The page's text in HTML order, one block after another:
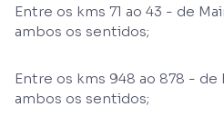
Entre os kms 71 ao 43 - de
ambos os sentidos;
Entre os kms 948 ao 878 - de
ambos os sentidos;